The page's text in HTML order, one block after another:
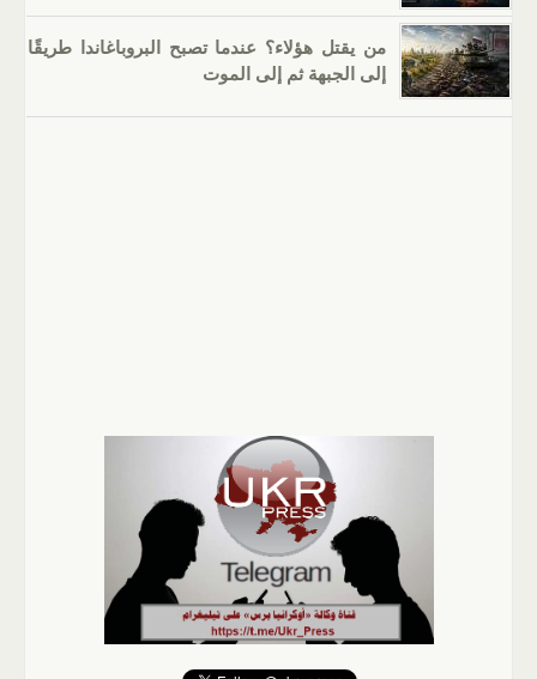
من يقتل هؤلاء؟ عندما تصبح البروباغاندا طريقًا
إلى الجبهة ثم إلى الموت